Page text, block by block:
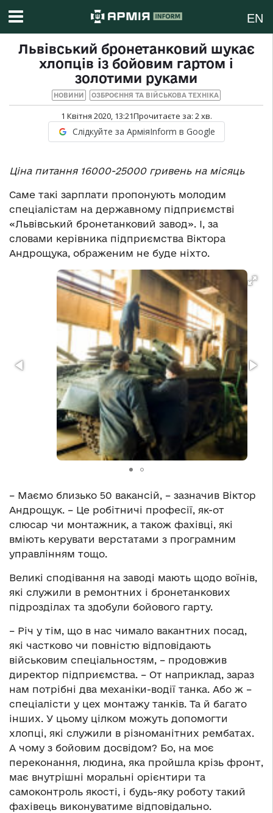
EN
Львівський бронетанковий шукає
хлопців із бойовим гартом і
золотими руками
НОВИНИ ОЗБРОЄННЯ ТА ВІЙСЬКОВА ТЕХНІКА
1 Квітня 2020, 13:21Прочитаєте за: 2хв.
Слідкуйте за АрміяInform в Google
Ціна питання 16000-25000 гривень на місяць
Саме такі зарплати пропонують молодим
спеціалістам на державному підприємстві
«Львівський бронетанковий завод». І, за
словами керівника підприємства Віктора
Андрощука, ображеним не буде ніхто.
– Маємо близько 50 вакансій, – зазначив Віктор
Андрощук. – Це робітничі професії, як-от
слюсар чи монтажник, а також фахівці, які
вміють керувати верстатами з програмним
управлінням тощо.
Великі сподівання на заводі мають щодо воїнів,
які служили в ремонтних і бронетанкових
підрозділах та здобули бойового гарту.
– Річ у тім, що в нас чимало вакантних посад,
які частково чи повністю відповідають
військовим спеціальностям, – продовжив
директор підприємства. – От наприклад, зараз
нам потрібні два механіки-водії танка. Або ж –
спеціалісти у цех монтажу танків. Та й багато
інших. У цьому цілком можуть допомогти
хлопці, які служили в різноманітних рембатах.
А чому з бойовим досвідом? Бо, на моє
переконання, людина, яка пройшла крізь фронт,
має внутрішні моральні орієнтири та
самоконтроль якості, і будь-яку роботу такий
фахівець виконуватиме відповідально.